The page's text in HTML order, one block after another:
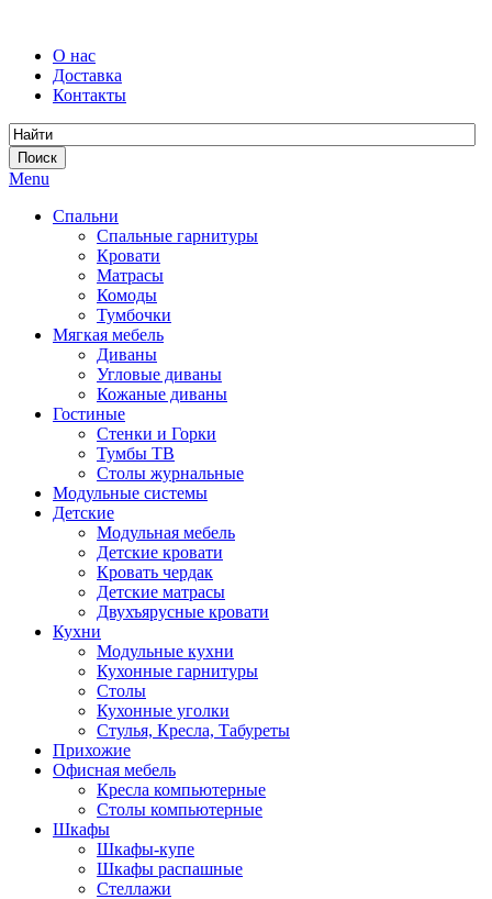
О нас
Доставка
Контакты
Menu
Спальни
Спальные гарнитуры
Кровати
Матрасы
Комоды
Тумбочки
Мягкая мебель
Диваны
Угловые диваны
Кожаные диваны
Гостиные
Стенки и Горки
Тумбы ТВ
Столы журнальные
Модульные системы
Детские
Модульная мебель
Детские кровати
Кровать чердак
Детские матрасы
Двухъярусные кровати
Кухни
Модульные кухни
Кухонные гарнитуры
Столы
Кухонные уголки
Стулья, Кресла, Табуреты
Прихожие
Офисная мебель
Кресла компьютерные
Столы компьютерные
Шкафы
Шкафы-купе
Шкафы распашные
Стеллажи